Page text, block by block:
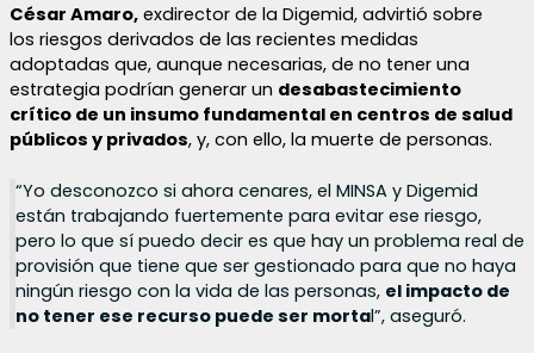
César Amaro, exdirector de la Digemid, advirtió sobre
los riesgos derivados de las recientes medidas
adoptadas que, aunque necesarias, de no tener una
estrategia podrían generar un desabastecimiento
crítico de un insumo fundamental en centros de salud
públicos y privados, y, con ello, la muerte de personas.
“Yo desconozco si ahora cenares, el MINSA y Digemid
están trabajando fuertemente para evitar ese riesgo,
pero lo que sí puedo decir es que hay un problema real de
provisión que tiene que ser gestionado para que no haya
ningún riesgo con la vida de las personas, el impacto de
no tener ese recurso puede ser mortal”, aseguró.